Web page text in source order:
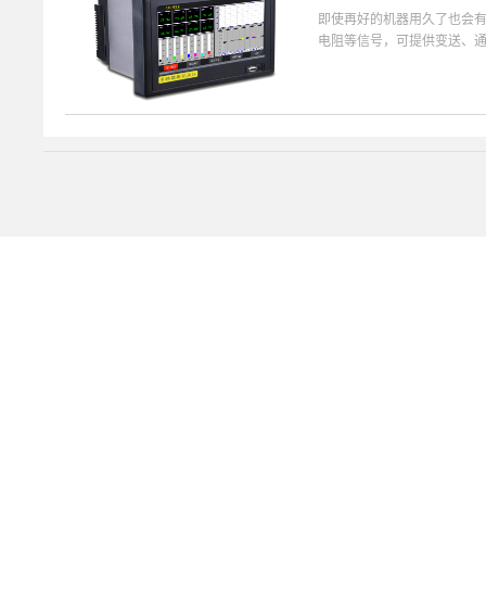
即使再好的机器用久了也会
电阻等信号，可提供变送、